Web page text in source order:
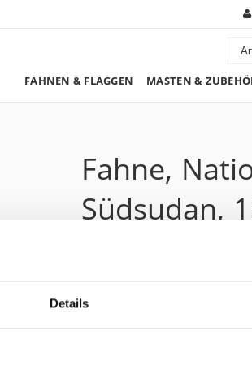
Details
FAHNEN & FLAGGEN MASTEN &
Fahne,
Südsudan,
190.90 CHF